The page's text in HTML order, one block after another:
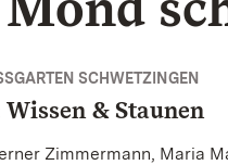
SCHWETZINGEN
& Staunen
Zimmermann, Maria